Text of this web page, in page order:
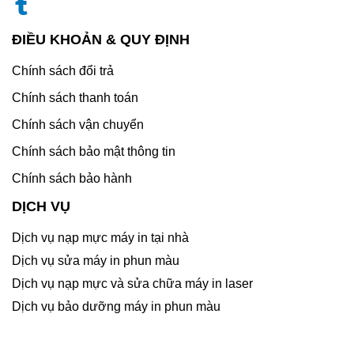
ĐIỀU KHOẢN & QUY ĐỊNH
Chính sách đổi trả
Chính sách thanh toán
Chính sách vận chuyển
Chính sách bảo mật thông tin
Chính sách bảo hành
DỊCH VỤ
Dịch vụ nạp mực máy in tại nhà
Dịch vụ sửa máy in phun màu
Dịch vụ nạp mực và sửa chữa máy in laser
Dịch vụ bảo dưỡng máy in phun màu